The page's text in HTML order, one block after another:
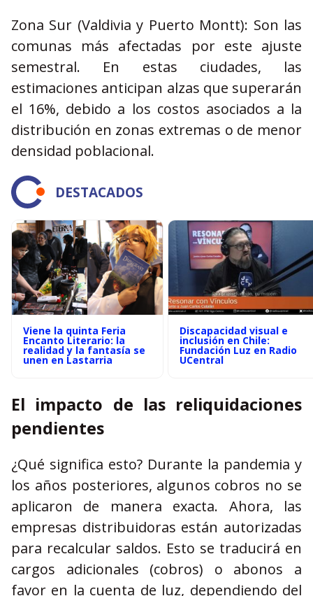
Zona Sur (Valdivia y Puerto Montt): Son las
comunas más afectadas por este ajuste
semestral. En estas ciudades, las
estimaciones anticipan alzas que superarán
el 16%, debido a los costos asociados a la
distribución en zonas extremas o de menor
densidad poblacional.
DESTACADOS
Viene la quinta Feria
Encanto Literario: la
realidad y la fantasía se
unen en Lastarria
Discapacidad visual e
inclusión en Chile:
Fundación Luz en Radio
UCentral
El impacto de las reliquidaciones
pendientes
¿Qué significa esto? Durante la pandemia y
los años posteriores, algunos cobros no se
aplicaron de manera exacta. Ahora, las
empresas distribuidoras están autorizadas
para recalcular saldos. Esto se traducirá en
cargos adicionales (cobros) o abonos a
favor en la cuenta de luz, dependiendo del